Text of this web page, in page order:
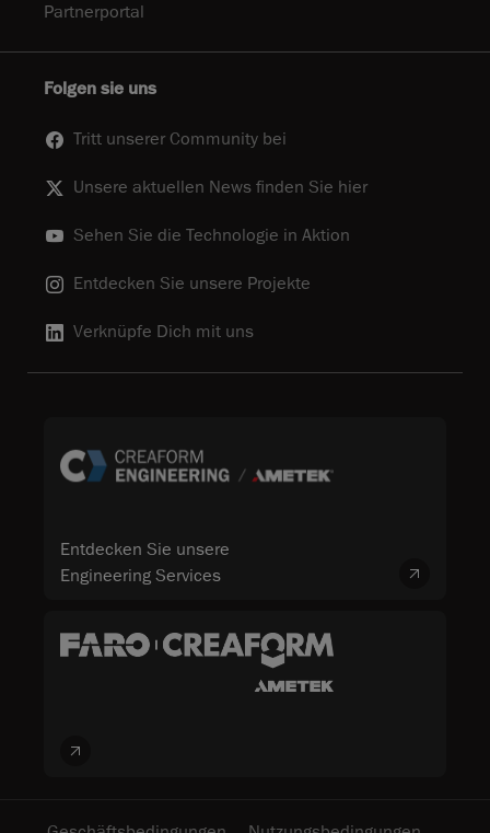
Partnerportal
Folgen sie uns
Tritt unserer Community bei
Unsere aktuellen News finden Sie hier
Sehen Sie die Technologie in Aktion
Entdecken Sie unsere Projekte
Verknüpfe Dich mit uns
Entdecken Sie unsere
Engineering Services